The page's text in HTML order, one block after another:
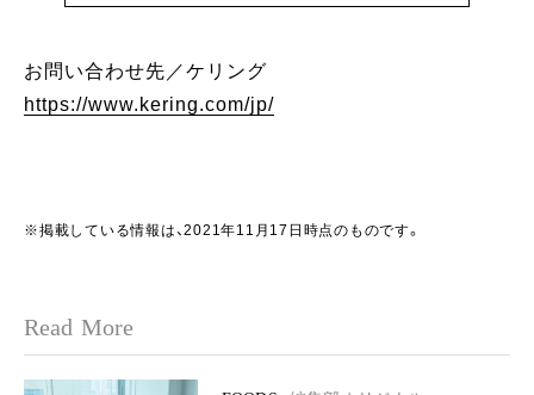
お問い合わせ先／ケリング
https://www.kering.com/jp/
※掲載している情報は、2021年11月17日時点のものです。
Read More